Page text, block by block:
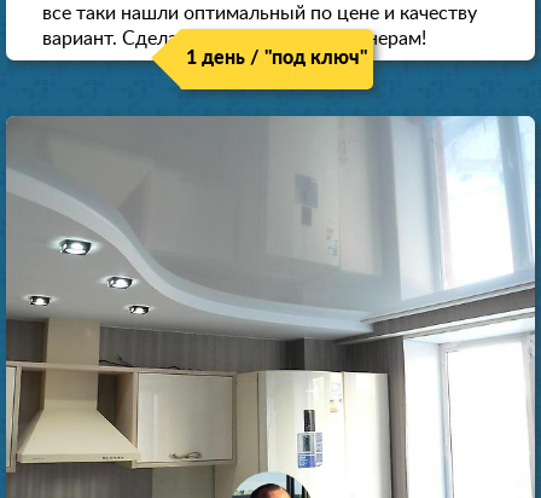
все таки нашли оптимальный по цене и качеству
вариант. Сделали скидку как пенсионерам!
1 день / "под ключ"